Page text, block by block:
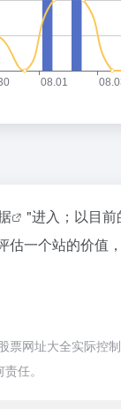
"进入；以目
一个站的价值
票网址大全实际控
任。